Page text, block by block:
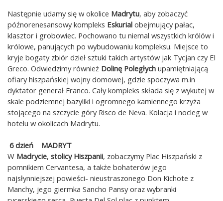
Następnie udamy się w okolice Madrytu, aby zobaczyć
późnorenesansowy kompleks Eskurial obejmujący pałac,
klasztor i grobowiec. Pochowano tu niemal wszystkich królów i
królowe, panujących po wybudowaniu kompleksu. Miejsce to
kryje bogaty zbiór dzieł sztuki takich artystów jak Tycjan czy El
Greco. Odwiedzimy również Dolinę Poległych upamiętniającą
ofiary hiszpańskiej wojny domowej, gdzie spoczywa m.in
dyktator generał Franco. Cały kompleks składa się z wykutej w
skale podziemnej bazyliki i ogromnego kamiennego krzyża
stojącego na szczycie góry Risco de Neva. Kolacja i nocleg w
hotelu w okolicach Madrytu.
6 dzień MADRYT
W Madrycie, stolicy Hiszpanii, zobaczymy Plac Hiszpański z
pomnikiem Cervantesa, a także bohaterów jego
najsłynniejszej powieści- nieustraszonego Don Kichote z
Manchy, jego giermka Sancho Pansy oraz wybranki